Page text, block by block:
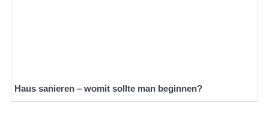
Haus sanieren – womit sollte man beginnen?